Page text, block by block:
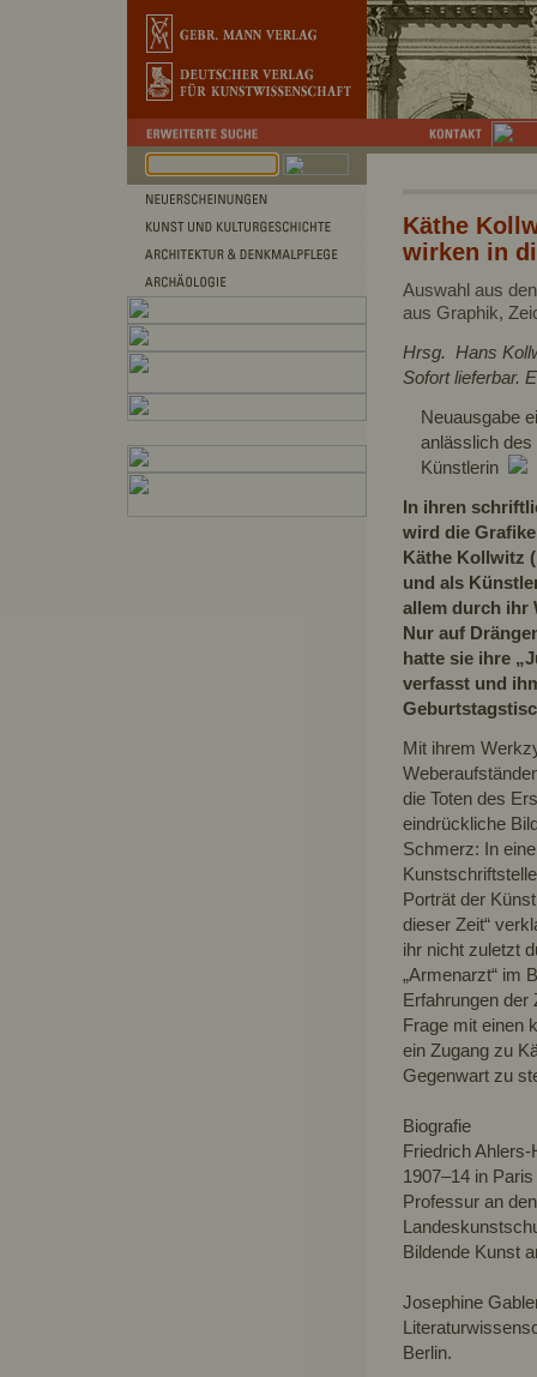
Käthe
wirken in
Auswahl aus
aus Graphik,
Hrsg. Hans
Sofort lieferbar.
Neuausgabe
anlässlich des
Künstlerin
In ihren
wird die
Käthe Kollwitz
und als
allem durch ihr
Nur auf
hatte sie ihre
verfasst und
Mit ihrem
die Toten des
eindrückliche
Schmerz: In
Porträt der
dieser Zeit“
ihr nicht zuletzt
„Armenarzt“ im
Erfahrungen der
Frage mit einen
ein Zugang zu
Gegenwart zu
Biografie
Friedrich
1907–14 in
Professur an
Bildende Kunst
Josephine
Berlin.